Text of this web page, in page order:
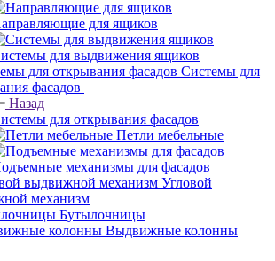
для ящиков
для выдвижения ящиков
Системы для
фасадов
Назад
для открывания фасадов
Петли мебельные
механизмы для фасадов
Угловой
механизм
Бутылочницы
Выдвижные колонны